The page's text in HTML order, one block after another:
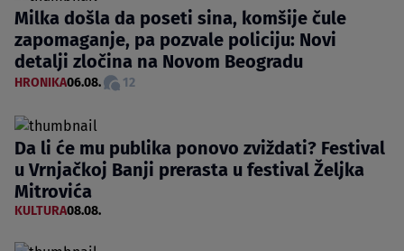
Milka došla da poseti sina, komšije čule
zapomaganje, pa pozvale policiju: Novi
detalji zločina na Novom Beogradu
HRONIKA06.08. 12
Da li će mu publika ponovo zviždati? Festival
u Vrnjačkoj Banji prerasta u festival Željka
Mitrovića
KULTURA08.08.